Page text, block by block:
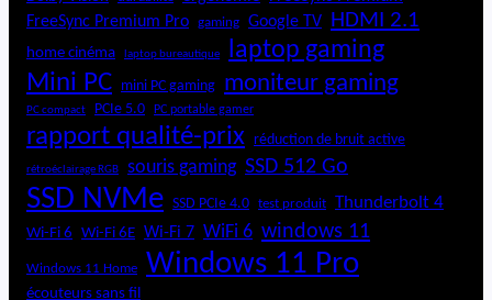
u
é
l
e
c
t
r
u
e
FreeSync Premium Pro
gaming Google TV HDMI 2.1
home cinéma laptop bureautique laptop gaming
Mini PC mini PC gaming moniteur gaming
PC compact PCIe 5.0 PC portable gamer
rapport qualité-prix réduction de bruit active
rétroéclairage RGB souris gaming SSD 512 Go
SSD NVMe SSD PCIe 4.0 test produit Thunderbolt 4
Wi-Fi 6 Wi-Fi 6E Wi-Fi 7 WiFi 6 windows 11
Windows 11 Home Windows 11 Pro
écouteurs sans fil